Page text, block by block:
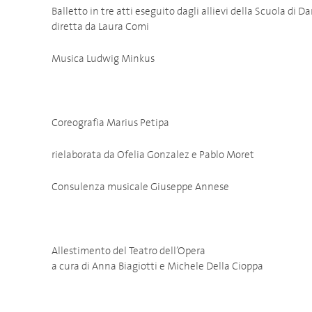
Balletto in tre atti eseguito dagli allievi della Scuola di
diretta da Laura Comi
Musica Ludwig Minkus
Coreografia Marius Petipa
rielaborata da Ofelia Gonzalez e Pablo Moret
Consulenza musicale Giuseppe Annese
Allestimento del Teatro dell’Opera
a cura di Anna Biagiotti e Michele Della Cioppa